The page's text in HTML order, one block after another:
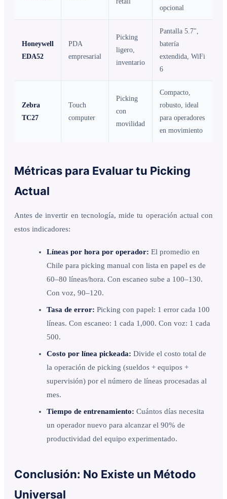
opcional
Honeywell
EDA52
PDA
empresarial
Picking
ligero,
inventario
Pantalla 5.7",
batería
extendida, WiFi
6
Zebra
TC27
Touch
computer
Picking
con
movilidad
Compacto,
robusto, ideal
para operadores
en movimiento
Métricas para Evaluar tu Picking
Actual
Antes de invertir en tecnología, mide tu operación actual con
estos indicadores:
Líneas por hora por operador: El promedio en
Chile para picking manual con lista en papel es de
60–80 líneas/hora. Con escaneo sube a 100–130.
Con voz, 90–120.
Tasa de error: Picking con papel: 1 error cada 100
líneas. Con escaneo: 1 cada 1,000. Con voz: 1 cada
500.
Costo por línea pickeada: Divide el costo total de
la operación de picking (sueldos + equipos +
supervisión) por el número de líneas procesadas al
mes.
Tiempo de entrenamiento: Cuántos días necesita
un operador nuevo para alcanzar el 90% de
productividad del equipo experimentado.
Conclusión: No Existe un Método
Universal